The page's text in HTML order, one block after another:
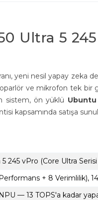
Ultra 5
yeni nesil yapay zeka
ve mikrofon tek bir
sistem, ön yüklü
kapsamında satışa
245 vPro (Core Ultra Serisi
+ 8 Verimlilik),
— 13 TOPS'a kadar